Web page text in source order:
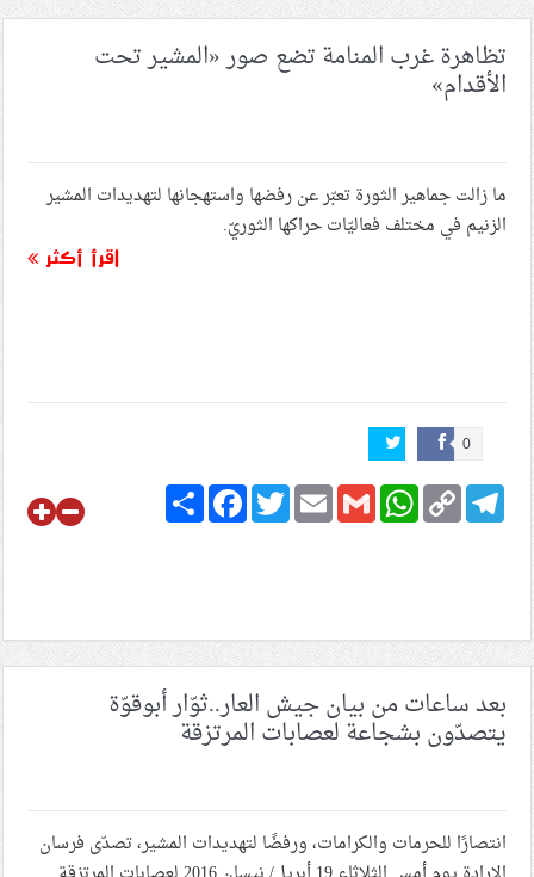
ائتلاف 14 فبراير يفتتح «معرض شهداء البحرين» ضمن
فعاليّات التجمّع الشبابيّ والطلّابيّ
تظاهرة غرب المنامة تضع صور «المشير تحت
الأقدام»
ما زالت جماهير الثورة تعبّر عن رفضها واستهجانها لتهديدات المشير
الزنيم في مختلف فعاليّات حراكها الثوريّ.
اقرأ أكثر
0
ShareFacebookTwitterEmailGmail
WhatsApp Copy
Link
Telegram
بعد ساعات من بيان جيش العار..ثوّار أبوقوّة
يتصدّون بشجاعة لعصابات المرتزقة
انتصارًا للحرمات والكرامات، ورفضًا لتهديدات المشير، تصدّى فرسان